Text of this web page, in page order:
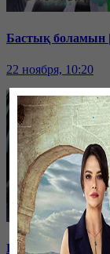
Бастық боламын |
22 ноября, 10:20
Бастық боламын |